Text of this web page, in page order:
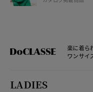
楽に着ら
ワンサイ
LADIES